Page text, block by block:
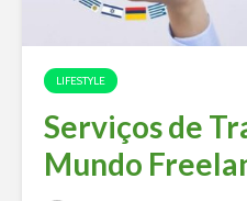
LIFESTYLE
Serviços de
Mundo